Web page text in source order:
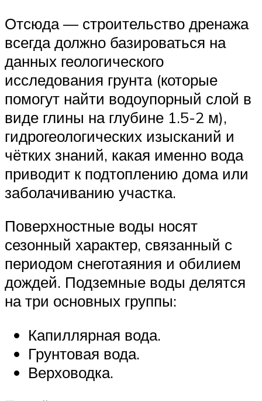
Отсюда — строительство дренажа
всегда должно базироваться на
данных геологического
исследования грунта (которые
помогут найти водоупорный слой в
виде глины на глубине 1.5-2 м),
гидрогеологических изысканий и
чётких знаний, какая именно вода
приводит к подтоплению дома или
заболачиванию участка.
Поверхностные воды носят
сезонный характер, связанный с
периодом снеготаяния и обилием
дождей. Подземные воды делятся
на три основных группы:
Капиллярная вода.
Грунтовая вода.
Верховодка.